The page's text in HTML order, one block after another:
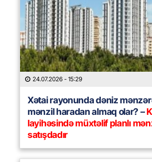
24.07.2026 - 15:29
Xətai rayonunda dəniz
mənzil haradan almaq olar? –
layihəsində müxtəlif planlı
satışdadır